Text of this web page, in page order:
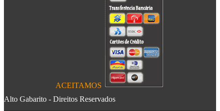
ACEITAMOS
Alto Gabarito - Direitos Reservados